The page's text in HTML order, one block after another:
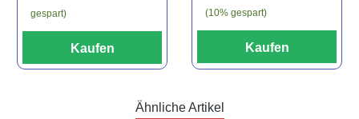
gespart)
Kaufen
(10% gespart)
Kaufen
Ähnliche Artikel